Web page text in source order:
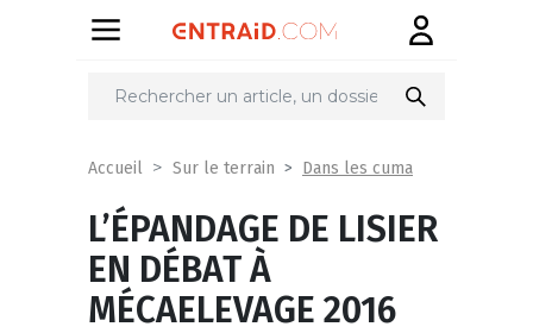
Partager
Accueil Sur le terrain Dans les cuma
L’ÉPANDAGE DE LISIER
EN DÉBAT À
MÉCAELEVAGE 2016